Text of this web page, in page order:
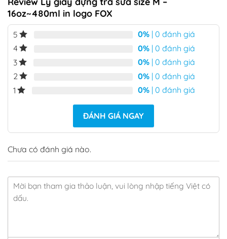
16oz~480ml in logo FOX
5 0% | 0 đánh giá
4
0% | 0 đánh giá
3
0% | 0 đánh giá
2
0% | 0 đánh giá
1
0% | 0 đánh giá
ĐÁNH GIÁ NGAY
Chưa có đánh giá nào.